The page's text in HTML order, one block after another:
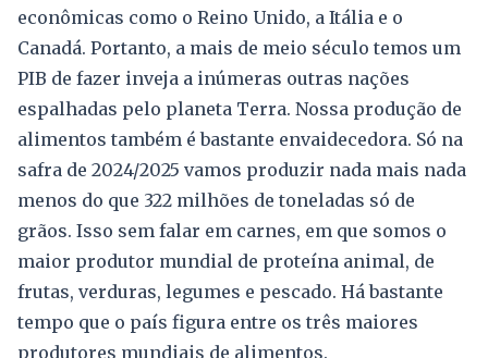
econômicas como o Reino Unido, a Itália e o
Canadá. Portanto, a mais de meio século temos um
PIB de fazer inveja a inúmeras outras nações
espalhadas pelo planeta Terra. Nossa produção de
alimentos também é bastante envaidecedora. Só na
safra de 2024/2025 vamos produzir nada mais nada
menos do que 322 milhões de toneladas só de
grãos. Isso sem falar em carnes, em que somos o
maior produtor mundial de proteína animal, de
frutas, verduras, legumes e pescado. Há bastante
tempo que o país figura entre os três maiores
produtores mundiais de alimentos.